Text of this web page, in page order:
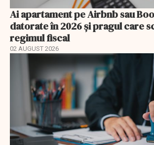
Ai apartament pe Airbnb sau
datorate în 2026 și pragul care
regimul fiscal
02 AUGUST 2026